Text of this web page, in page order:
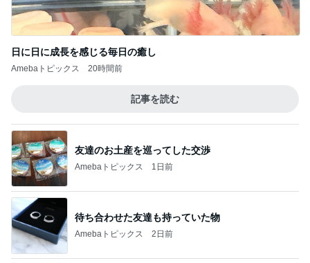
友達のお土産を巡ってした交渉
Amebaトピックス 1日前
Amebaトピックス 2日前
汗だくで浮腫も解消したウォーキング
Amebaトピックス 1日前